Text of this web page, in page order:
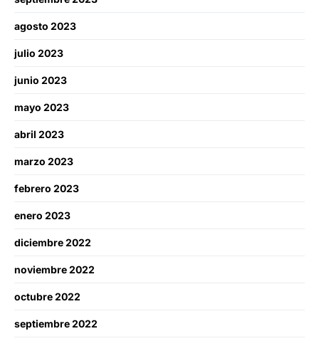
agosto 2023
julio 2023
junio 2023
mayo 2023
abril 2023
marzo 2023
febrero 2023
enero 2023
diciembre 2022
noviembre 2022
octubre 2022
septiembre 2022